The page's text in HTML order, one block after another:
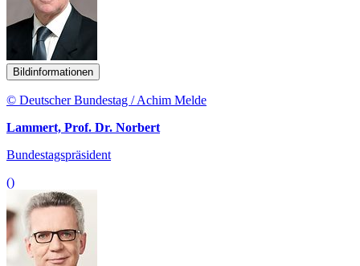
Bildinformationen
© Deutscher Bundestag / Achim Melde
Lammert, Prof. Dr. Norbert
Bundestagspräsident
()